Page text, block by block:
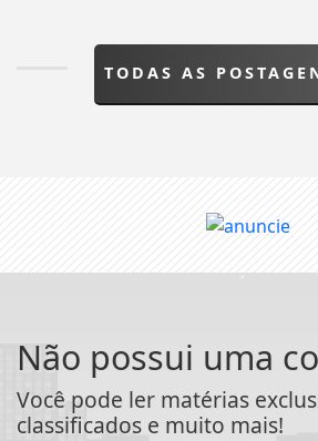
TODAS AS
Não possui uma
Você pode ler matérias
classificados e muito mais!